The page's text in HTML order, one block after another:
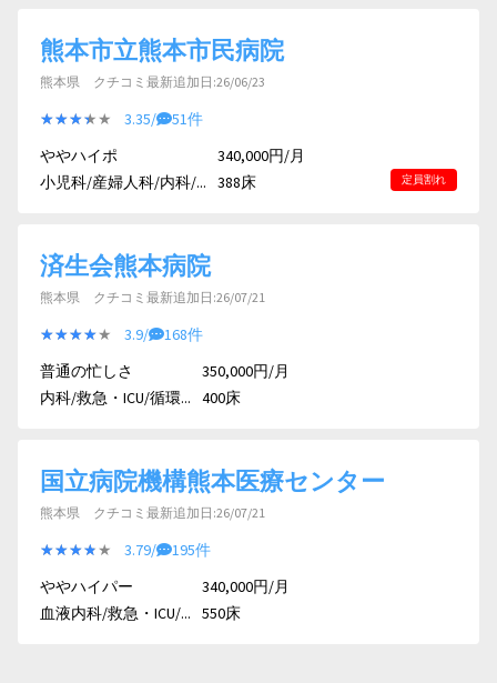
熊本市立熊本市民病院
熊本県 クチコミ最新追加日:26/06/23
★★★★★
★★★★★ 3.35/
51件
ややハイポ
小児科/産婦人科/内科/...
340,000円/月
388床
定員割れ
済生会熊本病院
熊本県 クチコミ最新追加日:26/07/21
★★★★★
★★★★★ 3.9/
168件
普通の忙しさ
内科/救急・ICU/循環...
350,000円/月
400床
国立病院機構熊本医療センター
熊本県 クチコミ最新追加日:26/07/21
★★★★★
★★★★★ 3.79/
195件
ややハイパー
血液内科/救急・ICU/...
340,000円/月
550床